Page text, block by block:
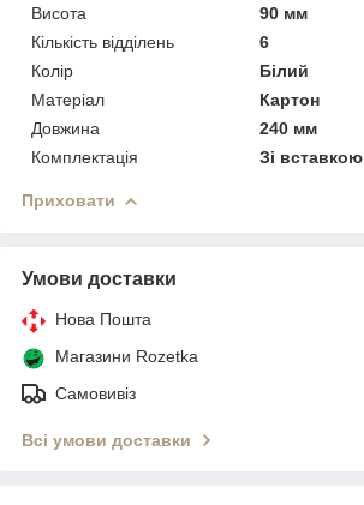
Висота
90 мм
Кількість відділень
6
Колір
Білий
Матеріал
Картон
Довжина
240 мм
Комплектація
Зі вставкою
Приховати
Умови доставки
Нова Пошта
Магазини Rozetka
Самовивіз
Всі умови доставки